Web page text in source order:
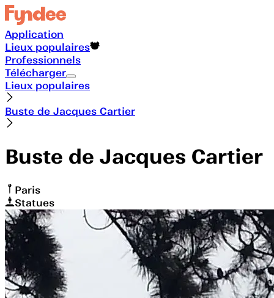
Application
Lieux populaires
Professionnels
Télécharger
Lieux populaires
Buste de Jacques Cartier
Buste de Jacques Cartier
Paris
Statues